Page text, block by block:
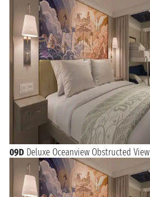
09D Deluxe Oceanview Obstructed View